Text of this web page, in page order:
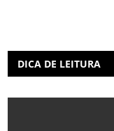
DICA DE LEITURA